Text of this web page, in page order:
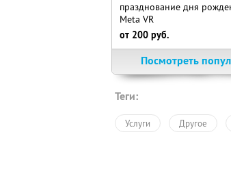
празднование дня
Meta VR
от 200 руб.
Посмотреть
Теги:
Услуги Другое